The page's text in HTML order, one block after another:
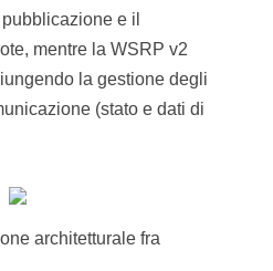
e il
mentre la WSRP v2
la gestione degli
(stato e dati di
architetturale fra